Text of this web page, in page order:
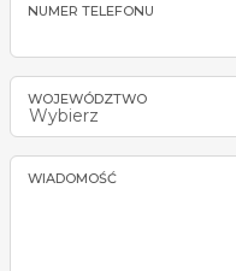
NUMER TELEFONU
WOJEWÓDZTWO
Wybierz
WIADOMOŚĆ